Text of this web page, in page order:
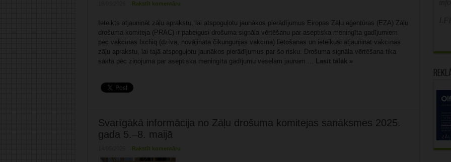
Rakstīt komentāru
Ieteikts atjaunināt zāļu aprakstu, lai atspoguļotu jaunākos pierādījumus Eiropas Zāļu aģentūras (EZA) Zāļu
drošuma komiteja (PRAC) ir pabeigusi drošuma signāla vērtēšanu par aseptiska meningīta gadījumiem
pēc vakcīnas Ixchiq (dzīva, novājināta čikungunjas vakcīna) lietošanas un ieteikusi atjaunināt vakcīnas
zāļu aprakstu, lai tajā atspoguļotu jaunākos pierādījumus par šo risku. Drošuma signāla vērtēšana tika
sākta pēc ziņojuma par aseptiska meningīta gadījumu veselam jaunam ... Lasīt tālāk »
Svarīgākā informācija no Zāļu drošuma komitejas sanāksmes 2025.
gada 5.–8. maijā
Rakstīt komentāru